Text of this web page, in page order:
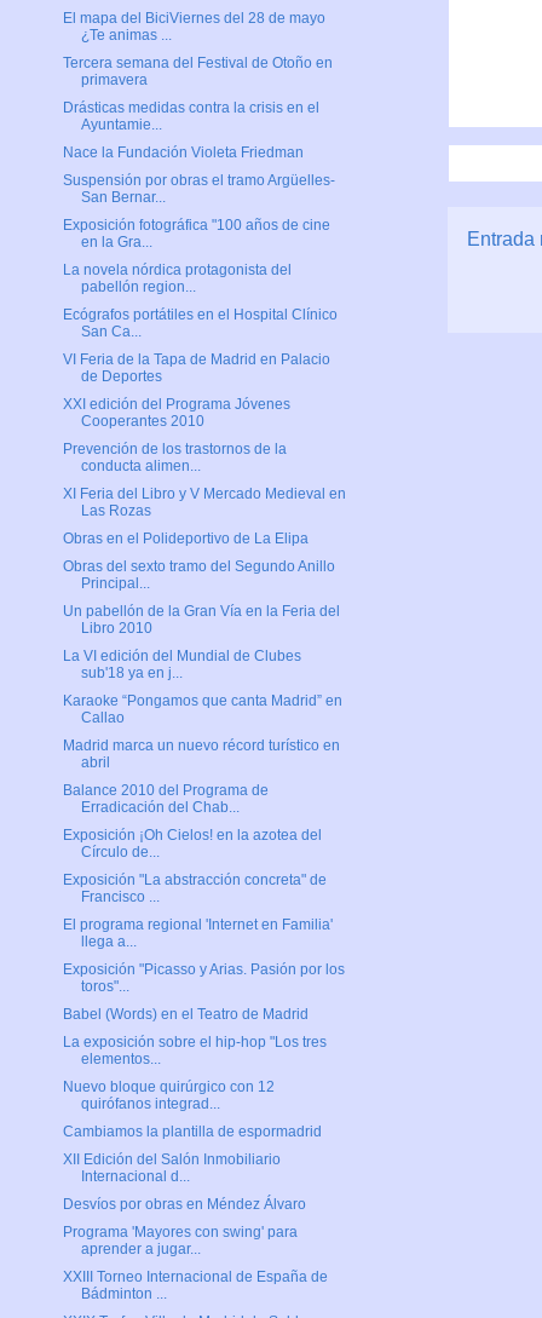
Entrada
El mapa del BiciViernes del 28 de mayo
¿Te animas ...
Tercera semana del Festival de Otoño en
primavera
Drásticas medidas contra la crisis en el
Ayuntamie...
Nace la Fundación Violeta Friedman
Suspensión por obras el tramo Argüelles-
San Bernar...
Exposición fotográfica "100 años de cine
en la Gra...
La novela nórdica protagonista del
pabellón region...
Ecógrafos portátiles en el Hospital Clínico
San Ca...
VI Feria de la Tapa de Madrid en Palacio
de Deportes
XXI edición del Programa Jóvenes
Cooperantes 2010
Prevención de los trastornos de la
conducta alimen...
XI Feria del Libro y V Mercado Medieval en
Las Rozas
Obras en el Polideportivo de La Elipa
Obras del sexto tramo del Segundo Anillo
Principal...
Un pabellón de la Gran Vía en la Feria del
Libro 2010
La VI edición del Mundial de Clubes
sub'18 ya en j...
Karaoke “Pongamos que canta Madrid” en
Callao
Madrid marca un nuevo récord turístico en
abril
Balance 2010 del Programa de
Erradicación del Chab...
Exposición ¡Oh Cielos! en la azotea del
Círculo de...
Exposición "La abstracción concreta" de
Francisco ...
El programa regional 'Internet en Familia'
llega a...
Exposición "Picasso y Arias. Pasión por los
toros"...
Babel (Words) en el Teatro de Madrid
La exposición sobre el hip-hop "Los tres
elementos...
Nuevo bloque quirúrgico con 12
quirófanos integrad...
Cambiamos la plantilla de espormadrid
XII Edición del Salón Inmobiliario
Internacional d...
Desvíos por obras en Méndez Álvaro
Programa 'Mayores con swing' para
aprender a jugar...
XXIII Torneo Internacional de España de
Bádminton ...